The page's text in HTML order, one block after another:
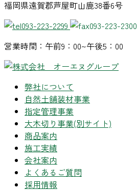
福岡県遠賀郡芦屋町山鹿38番6号
093-223-2299
093-223-2300
営業時間：午前9：00~午後5：00
弊社について
自然土舗装材事業
指定管理事業
大木切り事業(別サイト)
商品案内
施工実績
会社案内
よくあるご質問
採用情報